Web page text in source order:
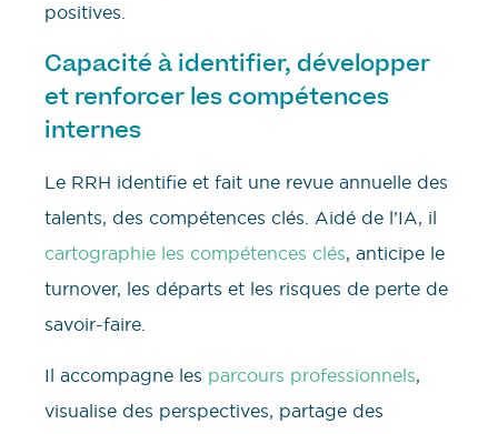
positives.
Capacité à identifier, développer
et renforcer les compétences
internes
Le RRH identifie et fait une revue annuelle des
talents, des compétences clés. Aidé de l’IA, il
cartographie les compétences clés, anticipe le
turnover, les départs et les risques de perte de
savoir-faire.
Il accompagne les parcours professionnels,
visualise des perspectives, partage des